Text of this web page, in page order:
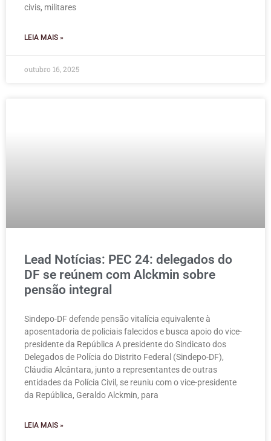
civis, militares
LEIA MAIS »
outubro 16, 2025
Lead Notícias: PEC 24: delegados do
DF se reúnem com Alckmin sobre
pensão integral
Sindepo-DF defende pensão vitalícia equivalente à
aposentadoria de policiais falecidos e busca apoio do vice-
presidente da República A presidente do Sindicato dos
Delegados de Polícia do Distrito Federal (Sindepo-DF),
Cláudia Alcântara, junto a representantes de outras
entidades da Polícia Civil, se reuniu com o vice-presidente
da República, Geraldo Alckmin, para
LEIA MAIS »